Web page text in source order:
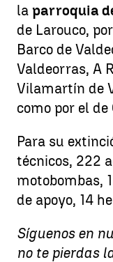
la parroquia
de Larouco,
Barco de
Valdeorras, A
Vilamartín de
como por el de
Para su
técnicos, 222
motobombas,
de apoyo, 14
Síguenos en
no te pierdas